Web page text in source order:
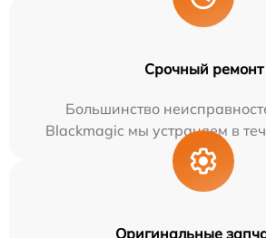
Срочный ремонт
Большинство
Blackmagic мы устраняем в
Оригинальные